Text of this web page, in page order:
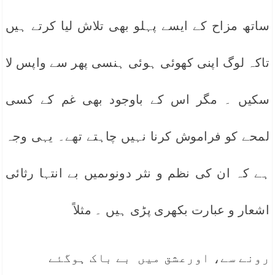
ساتھ مزاح کے ایسے پہلو بھی تلاش لیا کرتے ہیں
تاکہ لوگ اپنی کھوئی ہوئی ہنسی پھر سے واپس لا
سکیں ۔ مگر اس کے باوجود بھی غم کے کسی
لمحے کو فراموش کرنا نہیں چاہتے تھے۔ یہی وجہ
ہے کہ ان کی نظم و نثر دونوںمیں بے انتہا رثائی
اشعار و عبارت بکھری پڑی ہیں ۔ مثلاً
رونے سے، اورعشق میں بے باک ہوگئے